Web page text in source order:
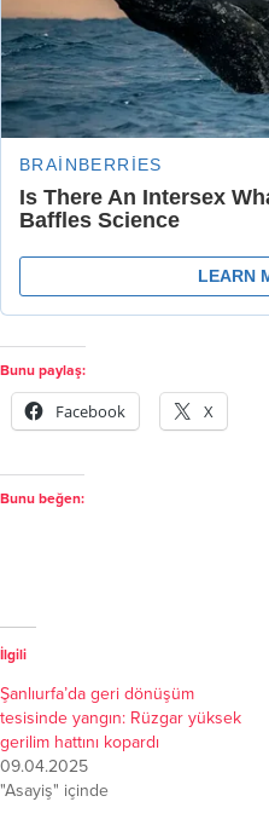
Bunu paylaş:
Facebook X
Bunu beğen:
İlgili
Şanlıurfa’da geri dönüşüm
tesisinde yangın: Rüzgar yüksek
gerilim hattını kopardı
09.04.2025
"Asayiş" içinde